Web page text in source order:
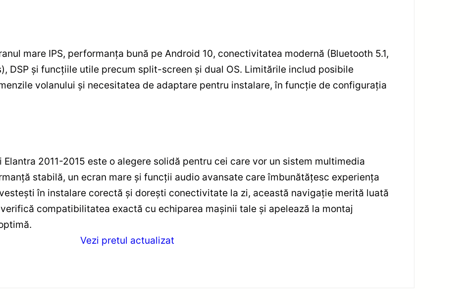
mare IPS, performanța bună pe Android 10, conectivitatea modernă (Bluetooth 5.1,
DSP și funcțiile utile precum split-screen și dual OS. Limitările includ posibile
volanului și necesitatea de adaptare pentru instalare, în funcție de configurația
Elantra 2011-2015 este o alegere solidă pentru cei care vor un sistem multimedia
stabilă, un ecran mare și funcții audio avansate care îmbunătățesc experiența
în instalare corectă și dorești conectivitate la zi, această navigație merită luată
compatibilitatea exactă cu echiparea mașinii tale și apelează la montaj
Vezi pretul actualizat